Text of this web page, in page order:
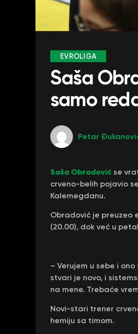
EVROLIGA
Saša
samo
Petar
Saša Obradović se
crveno-belih pojavio
Kalemegdanu.
Obradović je preuzeo
(20.00), dok već u
– Verujem u sebe i
stvari je novo, i
na mene. Trebaće
Novi-stari trener
hemiju sa timom.